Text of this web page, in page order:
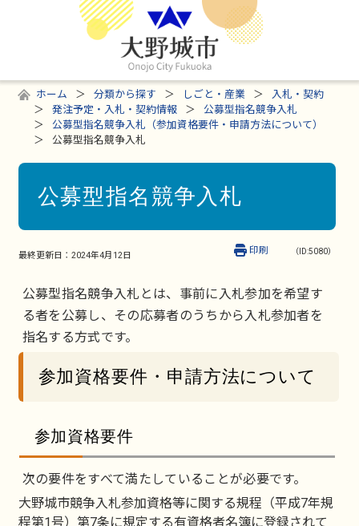
ホーム 分類から探す しごと・産業
入札・契約
発注予定・入札・契約情報
公募型指名競争入札
公募型指名競争入札（参加資格要件・申請方法について）
公募型指名競争入札
公募型指名競争入札
最終更新日： 2024年4月12日 （ID:5080）
印刷
公募型指名競争入札とは、事前に入札参加を希望す
る者を公募し、その応募者のうちから入札参加者を
指名する方式です。
参加資格要件・申請方法について
参加資格要件
次の要件をすべて満たしていることが必要です。
大野城市競争入札参加資格等に関する規程（平成7年規
程第1号）第7条に規定する有資格者名簿に登録されて